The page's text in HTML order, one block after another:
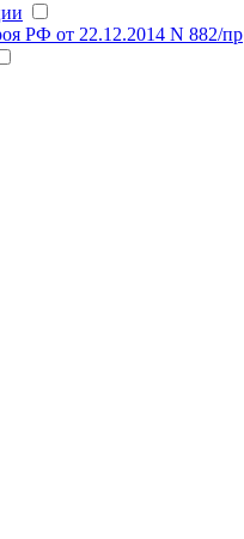
РФ от 22.12.2014 N 882/пр